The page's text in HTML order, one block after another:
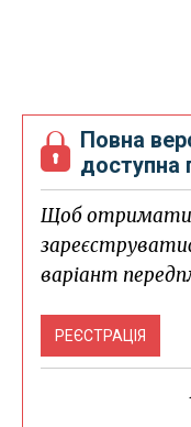
Повна
доступна
Щоб отримати
варіант
РЕЄСТРАЦІЯ